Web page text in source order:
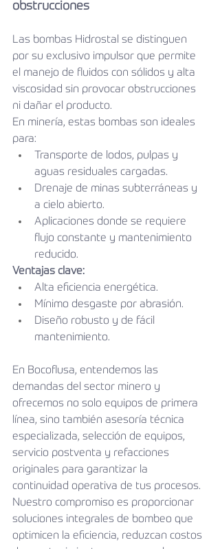
obstrucciones
Las bombas Hidrostal se distinguen
por su exclusivo impulsor que permite
el manejo de fluidos con sólidos y alta
viscosidad sin provocar obstrucciones
ni dañar el producto.
En minería, estas bombas son ideales
para:
Transporte de lodos, pulpas y
aguas residuales cargadas.
Drenaje de minas subterráneas y
a cielo abierto.
Aplicaciones donde se requiere
flujo constante y mantenimiento
reducido.
Ventajas clave:
Alta eficiencia energética.
Mínimo desgaste por abrasión.
Diseño robusto y de fácil
mantenimiento.
En Bocoflusa, entendemos las
demandas del sector minero y
ofrecemos no solo equipos de primera
línea, sino también asesoría técnica
especializada, selección de equipos,
servicio postventa y refacciones
originales para garantizar la
continuidad operativa de tus procesos.
Nuestro compromiso es proporcionar
soluciones integrales de bombeo que
optimicen la eficiencia, reduzcan costos